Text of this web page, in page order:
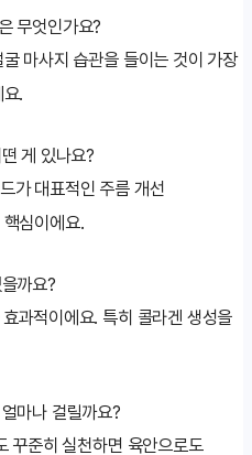
무엇인가요?
마사지 습관을 들이는 것이 가장
.
게 있나요?
가 대표적인 주름 개선
심이에요.
까요?
과적이에요. 특히 콜라겐 생성을
마나 걸릴까요?
준히 실천하면 육안으로도